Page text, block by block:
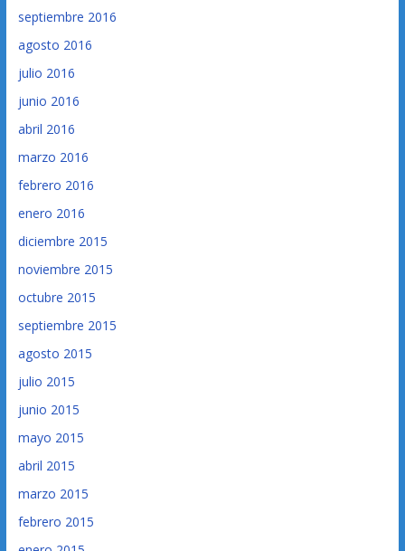
septiembre 2016
agosto 2016
julio 2016
junio 2016
abril 2016
marzo 2016
febrero 2016
enero 2016
diciembre 2015
noviembre 2015
octubre 2015
septiembre 2015
agosto 2015
julio 2015
junio 2015
mayo 2015
abril 2015
marzo 2015
febrero 2015